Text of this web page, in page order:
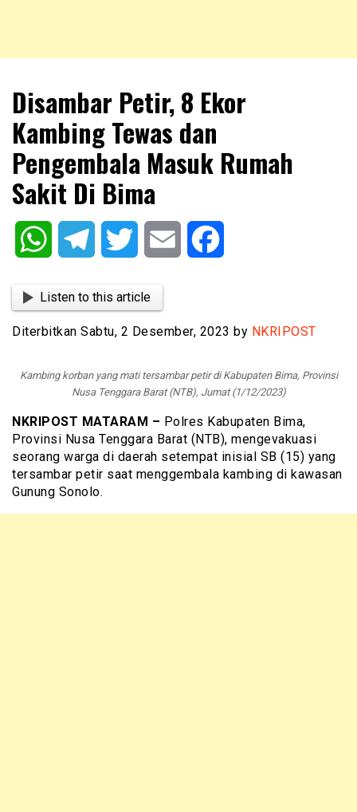
NKRIPOST
Disambar Petir, 8 Ekor
Kambing Tewas dan
Pengembala Masuk Rumah
Sakit Di Bima
WhatsAppTelegram Twitter Email
Listen to this article
Diterbitkan Sabtu, 2 Desember, 2023 by NKRIPOST
Kambing korban yang mati tersambar petir di Kabupaten Bima, Provinsi
Nusa Tenggara Barat (NTB), Jumat (1/12/2023)
NKRIPOST MATARAM – Polres Kabupaten Bima,
Provinsi Nusa Tenggara Barat (NTB), mengevakuasi
seorang warga di daerah setempat inisial SB (15) yang
tersambar petir saat menggembala kambing di kawasan
Gunung Sonolo.